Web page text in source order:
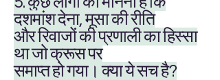
दशमांश देना, मूसा की रीति
और रिवाजों की प्रणाली का हिस्सा
था जो क्रूस पर
समाप्त हो गया। क्या ये सच है?